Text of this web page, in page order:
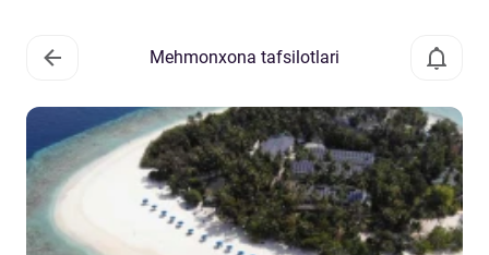
Mehmonxona tafsilotlari